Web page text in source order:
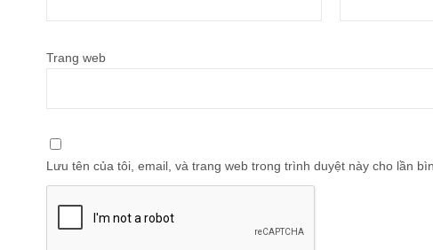
Trang web
Lưu tên của tôi, email, và trang web trong trình duyệt này cho lần